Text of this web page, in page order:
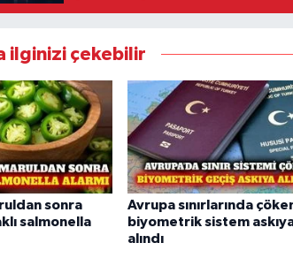
ilginizi çekebilir
sonra
salmonella
Avrupa sınırlarında
biyometrik sistem
alındı